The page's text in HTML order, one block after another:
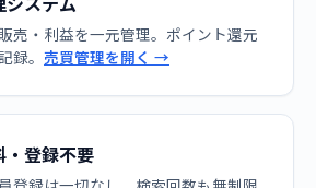
売・利益を一元管理。ポイント還元
録。 売買管理を開く →
・登録不要